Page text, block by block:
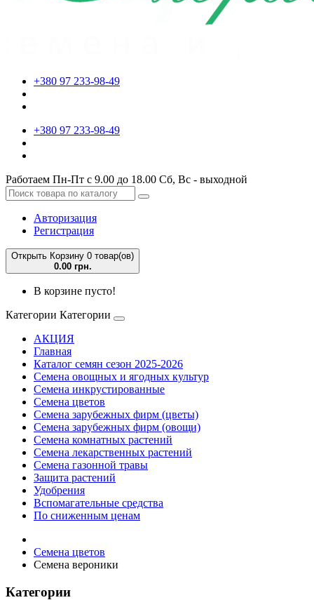
+380 97 233-98-49
+380 97 233-98-49
Работаем Пн-Пт с 9.00 до 18.00 Сб, Вс - выходной
Авторизация
Регистрация
Открыть Корзину 0 товар(ов)
0.00 грн.
В корзине пусто!
Категории Категории
АКЦИЯ
Главная
Каталог семян сезон 2025-2026
Семена овощных и ягодных культур
Семена инкрустированные
Семена цветов
Семена зарубежных фирм (цветы)
Семена зарубежных фирм (овощи)
Семена комнатных растений
Семена лекарственных растений
Семена газонной травы
Защита растений
Удобрения
Вспомагательные средства
По сниженным ценам
Семена цветов
Семена вероники
Категории